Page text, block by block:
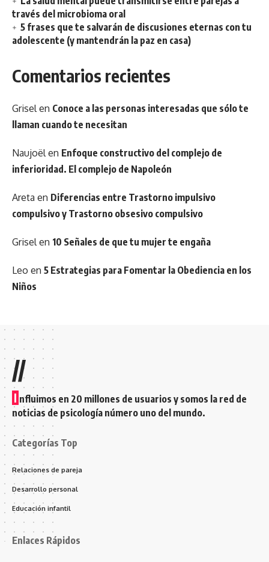
través del microbioma oral
5 frases que te salvarán de discusiones eternas con tu
adolescente (y mantendrán la paz en casa)
Comentarios recientes
Grisel en Conoce a las personas interesadas que sólo te
llaman cuando te necesitan
Naujoël en Enfoque constructivo del complejo de
inferioridad. El complejo de Napoleón
Areta en Diferencias entre Trastorno impulsivo
compulsivo y Trastorno obsesivo compulsivo
Grisel en 10 Señales de que tu mujer te engaña
Leo en 5 Estrategias para Fomentar la Obediencia en los
Niños
//
I nfluimos en 20 millones de usuarios y somos la red de
noticias de psicología número uno del mundo.
Categorías Top
Relaciones de pareja
Desarrollo personal
Educación infantil
Enlaces Rápidos